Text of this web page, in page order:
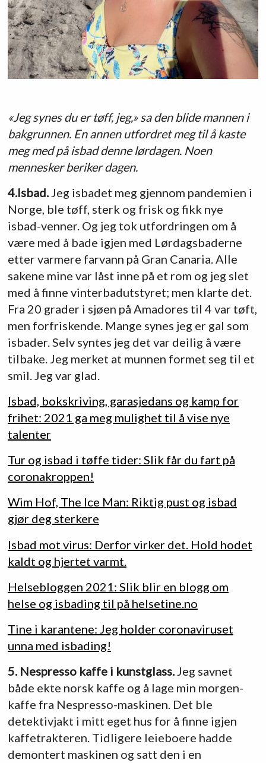
«Jeg synes du er tøff, jeg,» sa den blide mannen i
bakgrunnen. En annen utfordret meg til å kaste
meg med på isbad denne lørdagen. Noen
mennesker beriker dagen.
4.Isbad.Jeg isbadet meg gjennom pandemien i
Norge, ble tøff, sterk og frisk og fikk nye
isbad-venner. Og jeg tok utfordringen om å
være med å bade igjen med Lørdagsbaderne
etter varmere farvann på Gran Canaria. Alle
sakene mine var låst inne på et rom og jeg slet
med å finne vinterbadutstyret; men klarte det.
Fra 20 grader i sjøen på Amadores til 4 var tøft,
men forfriskende. Mange synes jeg er gal som
isbader. Selv syntes jeg det var deilig å være
tilbake. Jeg merket at munnen formet seg til et
smil. Jeg var glad.
Isbad, bokskriving, garasjedans og kamp for
frihet: 2021 ga meg mulighet til å vise nye
talenter
Tur og isbad i tøffe tider: Slik får du fart på
coronakroppen!
Wim Hof, The Ice Man: Riktig pust og isbad
gjør deg sterkere
Isbad mot virus: Derfor virker det. Hold hodet
kaldt og hjertet varmt.
Helsebloggen 2021: Slik blir en blogg om
helse og isbading til på helsetine.no
Tine i karantene: Jeg holder coronaviruset
unna med isbading!
5. Nespresso kaffe i kunstglass.Jeg savnet
både ekte norsk kaffe og å lage min morgen-
kaffe fra Nespresso-maskinen. Det ble
detektivjakt i mitt eget hus for å finne igjen
kaffetrakteren. Tidligere leieboere hadde
demontert maskinen og satt den i en